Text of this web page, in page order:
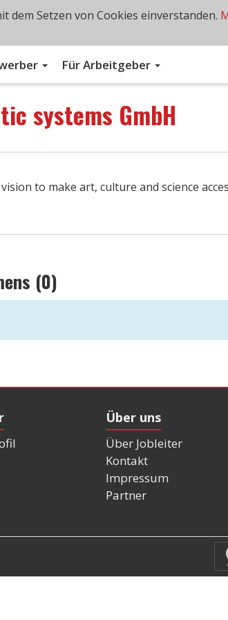
Für Arbeitgeber
systems GmbH
to make art, cul­ture and sci­ence
(0)
Über uns
Über Jobleiter
Kontakt
Impressum
Partner
dem Setzen von Cookies einverstanden.